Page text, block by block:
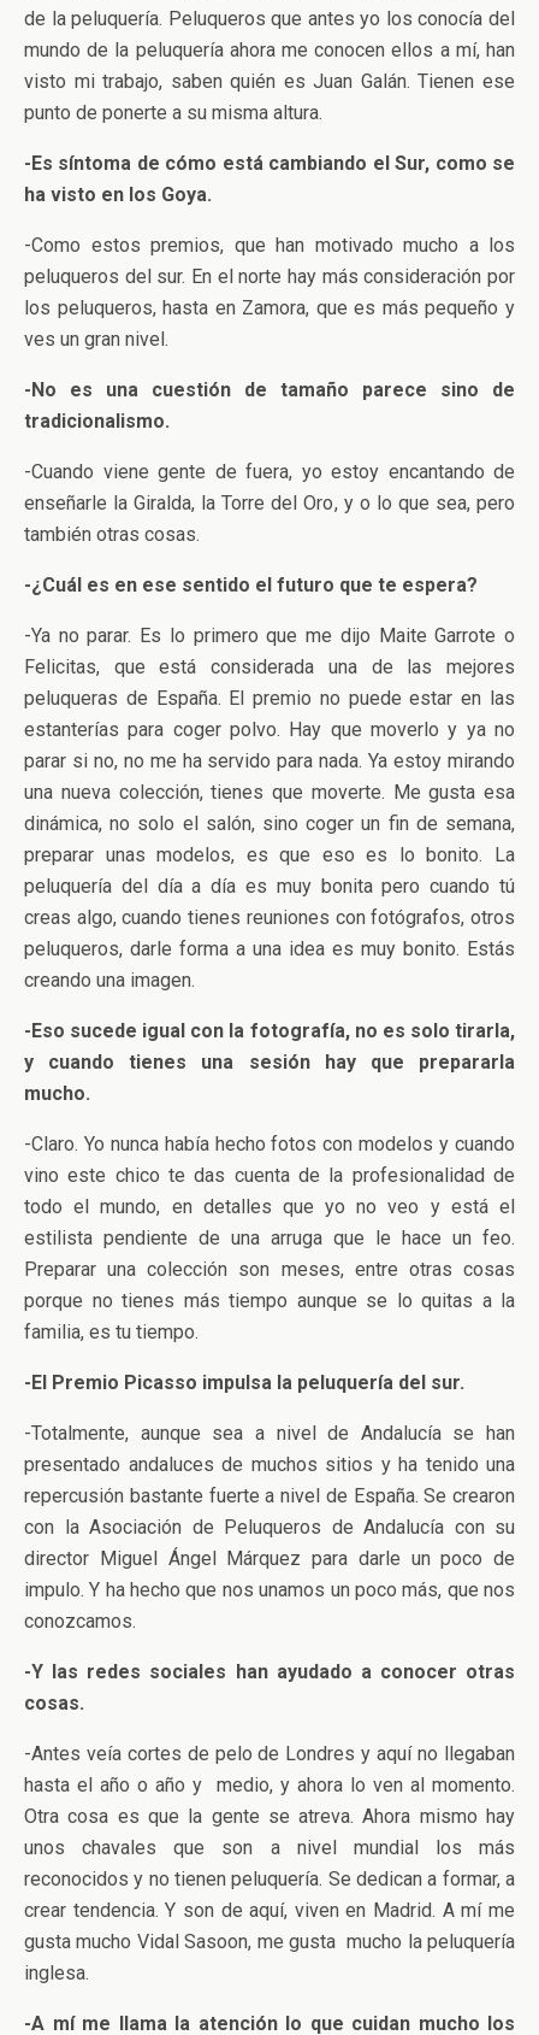
de la peluquería. Peluqueros que antes yo los conocía del
mundo de la peluquería ahora me conocen ellos a mí, han
visto mi trabajo, saben quién es Juan Galán. Tienen ese
punto de ponerte a su misma altura.
-Es síntoma de cómo está cambiando el Sur, como se
ha visto en los Goya.
-Como estos premios, que han motivado mucho a los
peluqueros del sur. En el norte hay más consideración por
los peluqueros, hasta en Zamora, que es más pequeño y
ves un gran nivel.
-No es una cuestión de tamaño parece sino de
tradicionalismo.
-Cuando viene gente de fuera, yo estoy encantando de
enseñarle la Giralda, la Torre del Oro, y o lo que sea, pero
también otras cosas.
-¿Cuál es en ese sentido el futuro que te espera?
-Ya no parar. Es lo primero que me dijo Maite Garrote o
Felicitas, que está considerada una de las mejores
peluqueras de España. El premio no puede estar en las
estanterías para coger polvo. Hay que moverlo y ya no
parar si no, no me ha servido para nada. Ya estoy mirando
una nueva colección, tienes que moverte. Me gusta esa
dinámica, no solo el salón, sino coger un fin de semana,
preparar unas modelos, es que eso es lo bonito. La
peluquería del día a día es muy bonita pero cuando tú
creas algo, cuando tienes reuniones con fotógrafos, otros
peluqueros, darle forma a una idea es muy bonito. Estás
creando una imagen.
-Eso sucede igual con la fotografía, no es solo tirarla,
y cuando tienes una sesión hay que prepararla
mucho.
-Claro. Yo nunca había hecho fotos con modelos y cuando
vino este chico te das cuenta de la profesionalidad de
todo el mundo, en detalles que yo no veo y está el
estilista pendiente de una arruga que le hace un feo.
Preparar una colección son meses, entre otras cosas
porque no tienes más tiempo aunque se lo quitas a la
familia, es tu tiempo.
-El Premio Picasso impulsa la peluquería del sur.
-Totalmente, aunque sea a nivel de Andalucía se han
presentado andaluces de muchos sitios y ha tenido una
repercusión bastante fuerte a nivel de España. Se crearon
con la Asociación de Peluqueros de Andalucía con su
director Miguel Ángel Márquez para darle un poco de
impulo. Y ha hecho que nos unamos un poco más, que nos
conozcamos.
-Y las redes sociales han ayudado a conocer otras
cosas.
-Antes veía cortes de pelo de Londres y aquí no llegaban
hasta el año o año y medio, y ahora lo ven al momento.
Otra cosa es que la gente se atreva. Ahora mismo hay
unos chavales que son a nivel mundial los más
reconocidos y no tienen peluquería. Se dedican a formar, a
crear tendencia. Y son de aquí, viven en Madrid. A mí me
gusta mucho Vidal Sasoon, me gusta mucho la peluquería
inglesa.
-A mí me llama la atención lo que cuidan mucho los